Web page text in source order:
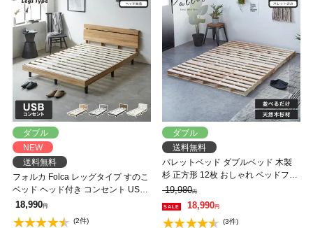
ダブル
NEW
送料無料
フォルカ Folca レッグタイプ すのこ
ベッド ヘッド付き コンセント USB
コンセント 充電 ダブル 木製 北欧 モ
ダン モルタル調
18,990円
(2件)
ダブル
送料無料
パレットベッド ダブルベッド 木製
杉 正方形 12枚 おしゃれ ベッドフレ
ーム ダブルサイズ ローベッド すの
こベッド DIY 男前 西海岸
19,980円
18,990円
(3件)